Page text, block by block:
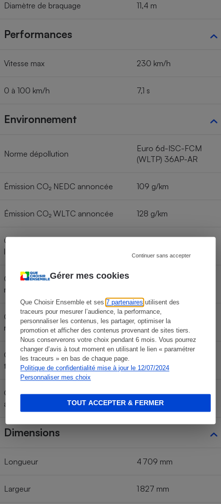
Gérer mes cookies
Que Choisir Ensemble et ses7 partenaires utilisent des
traceurs pour mesurer l’audience, la performance,
personnaliser les contenus, les partager, optimiser la
promotion et afficher des contenus provenant de sites tiers.
Nous conserverons votre choix pendant 6 mois. Vous pourrez
changer d’avis à tout moment en utilisant le lien « paramétrer
les traceurs » en bas de chaque page.
Politique de confidentialité mise à jour le 12/07/2024
Personnaliser mes choix
Continuer sans accepter
TOUT ACCEPTER & FERMER
Diamètre de braquage 11,4 m
Performances
Vitesse max 230 km/h
0 à 100 km/h 7,1 s
Environnement
Norme dépollution
Euro 6d-ISC-FCM
(WLTP) 36AP-AR
Émission CO₂ NEDC annoncée 109 g/km
Émission CO₂ WLTC annoncée 128 g/km
Consommation < 60 km/h (cycle
lent WLTC)
Consommation < 80 km/h (cycle
moyen WLTC)
Consommation < 100 km/h (cycle
rapide WLTC)
Consommation < 130 km/h (cycle
très rapide WLTC)
Consommation moyenne
annoncée (cycle WLTC)
4,8 l/100 km
Dimensions
Longueur 4 709 mm
Largeur 1 827 mm